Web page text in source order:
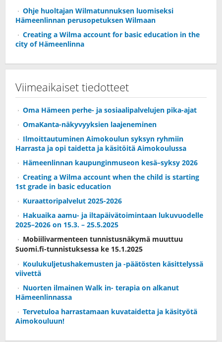
Ohje huoltajan Wilmatunnuksen luomiseksi
Hämeenlinnan perusopetuksen Wilmaan
Creating a Wilma account for basic education in the
city of Hämeenlinna
Viimeaikaiset tiedotteet
Oma Hämeen perhe- ja sosiaalipalvelujen pika-ajat
OmaKanta-näkyvyyksien laajeneminen
Ilmoittautuminen Aimokoulun syksyn ryhmiin
Harrasta ja opi taidetta ja käsitöitä Aimokoulussa
Hämeenlinnan kaupunginmuseon kesä–syksy 2026
Creating a Wilma account when the child is starting
1st grade in basic education
Kuraattoripalvelut 2025-2026
Hakuaika aamu- ja iltapäivätoimintaan lukuvuodelle
2025–2026 on 15.3. – 25.5.2025
Mobiilivarmenteen tunnistusnäkymä muuttuu
Suomi.fi-tunnistuksessa ke 15.1.2025
Koulukuljetushakemusten ja -päätösten käsittelyssä
viivettä
Nuorten ilmainen Walk in- terapia on alkanut
Hämeenlinnassa
Tervetuloa harrastamaan kuvataidetta ja käsityötä
Aimokouluun!